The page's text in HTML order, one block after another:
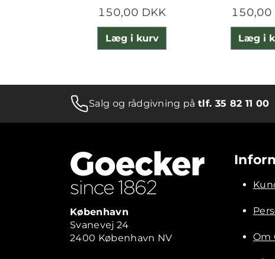
150,00 DKK
Læg i kurv
150,00
Læg i
Salg og rådgivning påtlf. 35 82 11 00
København
Svanevej 24
2400 København NV
Om